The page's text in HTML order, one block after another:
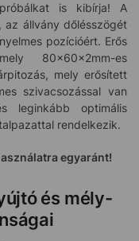
is kibírja! A
az állvány dőlésszögét
pozícióért. Erős
80x60x2mm-es
mely erősített
szivacsozással van
leginkább optimális
rendelkezik.
egyaránt!
és mély-